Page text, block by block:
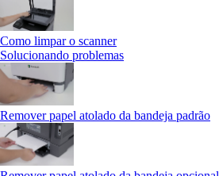
Como limpar o scanner
Solucionando problemas
Remover papel atolado da bandeja padrão